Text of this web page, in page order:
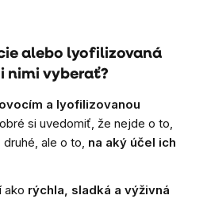
prvky
výpisu
alebo lyofilizovaná
nimi vyberať?
a lyofilizovanou
si uvedomiť, že nejde o to,
ale o to, na aký účel ich
ako rýchla, sladká a výživná